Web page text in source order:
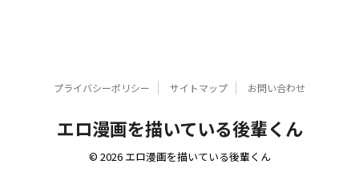
プライバシーポリシー サイトマップ お問い合わせ
エロ漫画を描いている後輩くん
© 2026 エロ漫画を描いている後輩くん